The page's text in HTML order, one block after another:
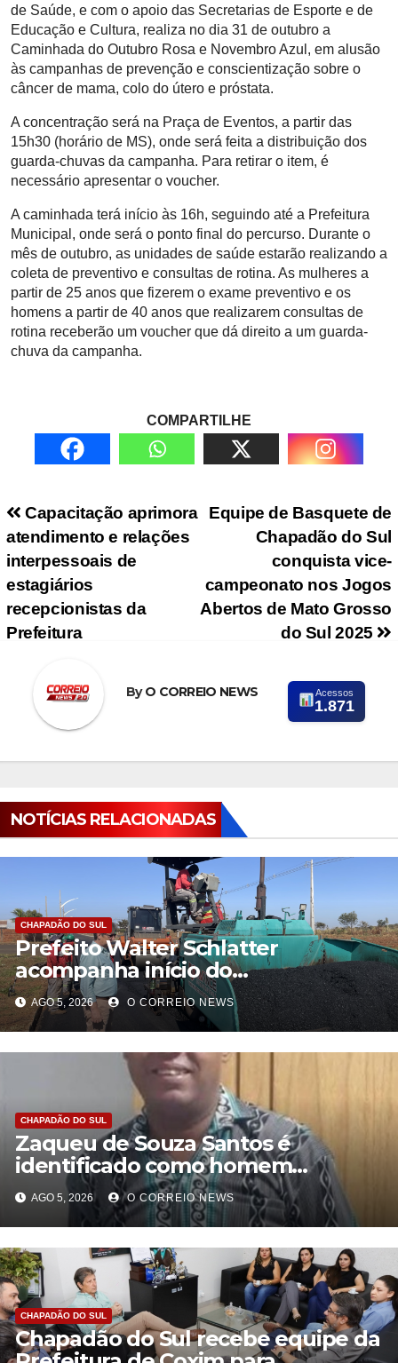
de Saúde, e com o apoio das Secretarias de Esporte e de
Educação e Cultura, realiza no dia 31 de outubro a
Caminhada do Outubro Rosa e Novembro Azul, em alusão
às campanhas de prevenção e conscientização sobre o
câncer de mama, colo do útero e próstata.
A concentração será na Praça de Eventos, a partir das
15h30 (horário de MS), onde será feita a distribuição dos
guarda-chuvas da campanha. Para retirar o item, é
necessário apresentar o voucher.
A caminhada terá início às 16h, seguindo até a Prefeitura
Municipal, onde será o ponto final do percurso. Durante o
mês de outubro, as unidades de saúde estarão realizando a
coleta de preventivo e consultas de rotina. As mulheres a
partir de 25 anos que fizerem o exame preventivo e os
homens a partir de 40 anos que realizarem consultas de
rotina receberão um voucher que dá direito a um guarda-
chuva da campanha.
COMPARTILHE
Navegação de PostEquipe de Basquete de
Chapadão do Sul
conquista vice-
campeonato nos Jogos
Abertos de Mato Grosso
do Sul 2025
Capacitação aprimora
atendimento e relações
interpessoais de
estagiários
recepcionistas da
Prefeitura
ByO CORREIO NEWS Acessos
1.871
NOTÍCIAS RELACIONADAS
CHAPADÃO DO SUL
Prefeito Walter Schlatter
acompanha início do
recapeamento e pede
compreensão da população em
Chapadão do Sul
AGO 5, 2026 O CORREIO NEWS
CHAPADÃO DO SUL
Zaqueu de Souza Santos é
identificado como homem
encontrado morto em Chapadão
do Sul
AGO 5, 2026 O CORREIO NEWS
CHAPADÃO DO SUL
Chapadão do Sul recebe equipe da